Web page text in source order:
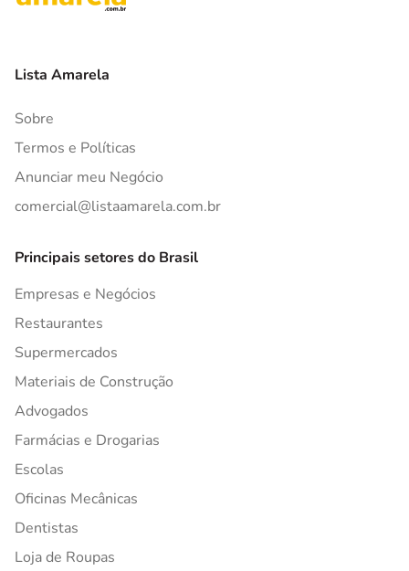
Lista Amarela
Sobre
Termos e Políticas
Anunciar meu Negócio
comercial@listaamarela.com.br
Principais setores do Brasil
Empresas e Negócios
Restaurantes
Supermercados
Materiais de Construção
Advogados
Farmácias e Drogarias
Escolas
Oficinas Mecânicas
Dentistas
Loja de Roupas